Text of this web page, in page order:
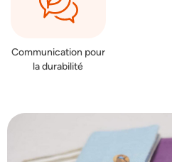
Communication pour
la durabilité